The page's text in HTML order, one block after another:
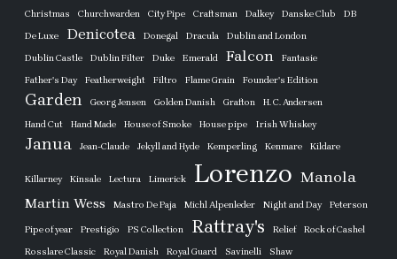
Christmas Churchwarden City Pipe Craftsman Dalkey Danske Club
DB
De Luxe
Denicotea Donegal Dracula
Dublin and London
Dublin Castle
Dublin Filter Duke Emerald Falcon
Fantasie
Father's Day
Featherweight Filtro Flame Grain Founder's Edition
Garden Georg Jensen Golden Danish Grafton
H. C. Andersen
Hand Cut
Hand Made House of Smoke House pipe Irish Whiskey
Janua Jean-Claude Jekyll and Hyde Kemperling Kenmare Kildare
Killarney Kinsale Lectura Limerick Lorenzo Manola
Martin Wess Mastro De Paja Michl Alpenleder Night and Day Peterson
Pipe of year Prestigio PS Collection Rattray's Relief
Rock of Cashel
Rosslare Classic
Royal Danish Royal Guard Savinelli
Shaw